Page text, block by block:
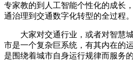
专家教的到人工智能个性化的成长
通治理到交通数字化转型的全过程。
大家对交通行业，或者对智慧城
市是一个复杂巨系统，有其内在的
是围绕着城市自身运行规律而服务的